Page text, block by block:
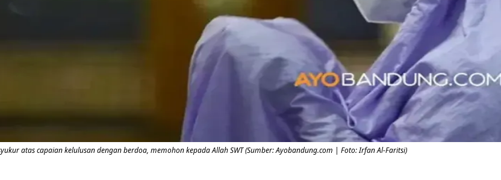
atas capaian kelulusan dengan berdoa, memohon kepada Allah SWT (Sumber: Ayobandung.com | Foto: Irfan Al-Faritsi)